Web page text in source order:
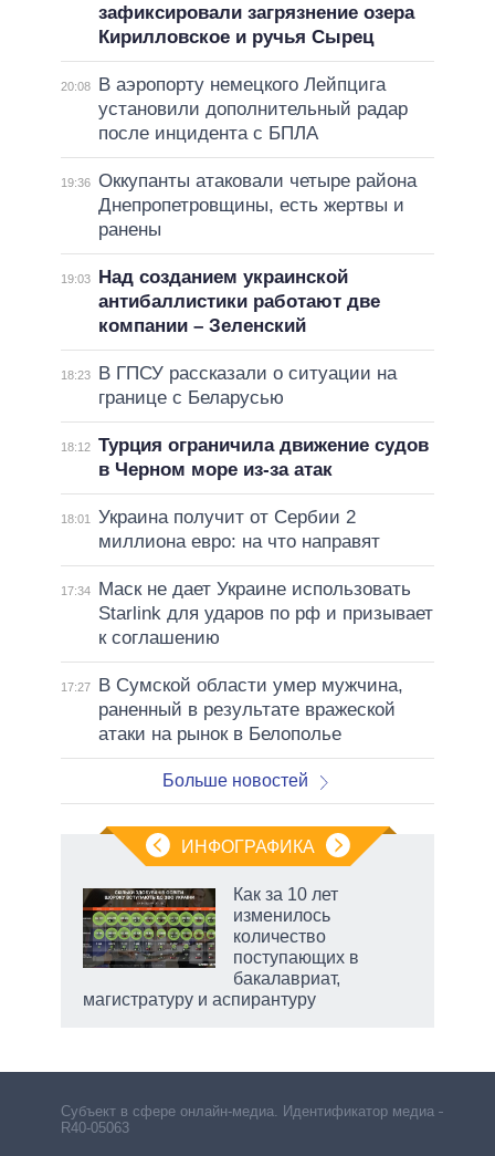
зафиксировали загрязнение озера
Кирилловское и ручья Сырец
20:08
В аэропорту немецкого Лейпцига
установили дополнительный радар
после инцидента с БПЛА
19:36 Оккупанты атаковали четыре района
Днепропетровщины, есть жертвы и
ранены
19:03
Над созданием украинской
антибаллистики работают две
компании – Зеленский
18:23
В ГПСУ рассказали о ситуации на
границе с Беларусью
18:12 Турция ограничила движение судов
в Черном море из-за атак
18:01
Украина получит от Сербии 2
миллиона евро: на что направят
17:34
Маск не дает Украине использовать
Starlink для ударов по рф и призывает
к соглашению
17:27
В Сумской области умер мужчина,
раненный в результате вражеской
атаки на рынок в Белополье
Больше новостей
ИНФОГРАФИКА
Как за 10 лет
изменилось
количество
поступающих в
бакалавриат,
магистратуру и аспирантуру
Субъект в сфере онлайн-медиа. Идентификатор медиа –
R40-05063